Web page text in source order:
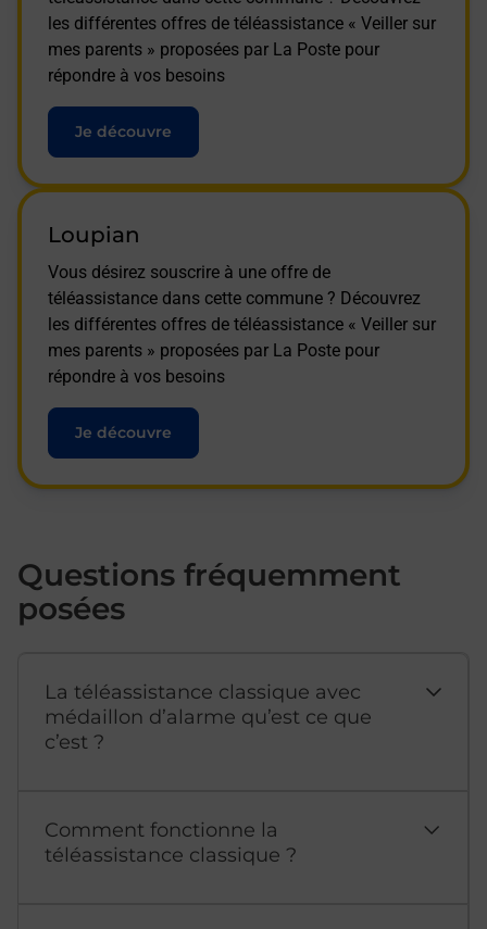
les différentes offres de téléassistance « Veiller sur
mes parents » proposées par La Poste pour
répondre à vos besoins
Je découvre
Loupian
Vous désirez souscrire à une offre de
téléassistance dans cette commune ? Découvrez
les différentes offres de téléassistance « Veiller sur
mes parents » proposées par La Poste pour
répondre à vos besoins
Je découvre
Questions fréquemment
posées
La téléassistance classique avec
médaillon d’alarme qu’est ce que
c’est ?
Comment fonctionne la
téléassistance classique ?